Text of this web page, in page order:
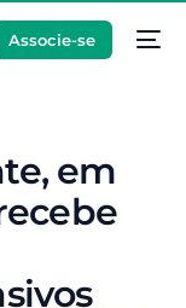
Associe-se
em